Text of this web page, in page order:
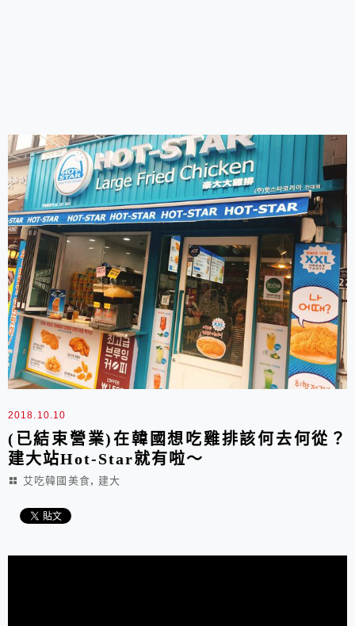
2018.10.10
(已結束營業)在韓國想吃雞排該何去何從？
建大站Hot-Star就有啦～
艾吃韓國美食, 建大